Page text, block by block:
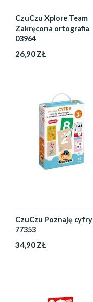
CzuCzu Xplore Team
Zakręcona ortografia
03964
26,90 ZŁ
CzuCzu Poznaję cyfry
77353
34,90 ZŁ